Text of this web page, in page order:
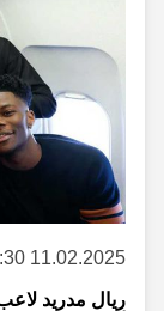
11.02.2025 19:30